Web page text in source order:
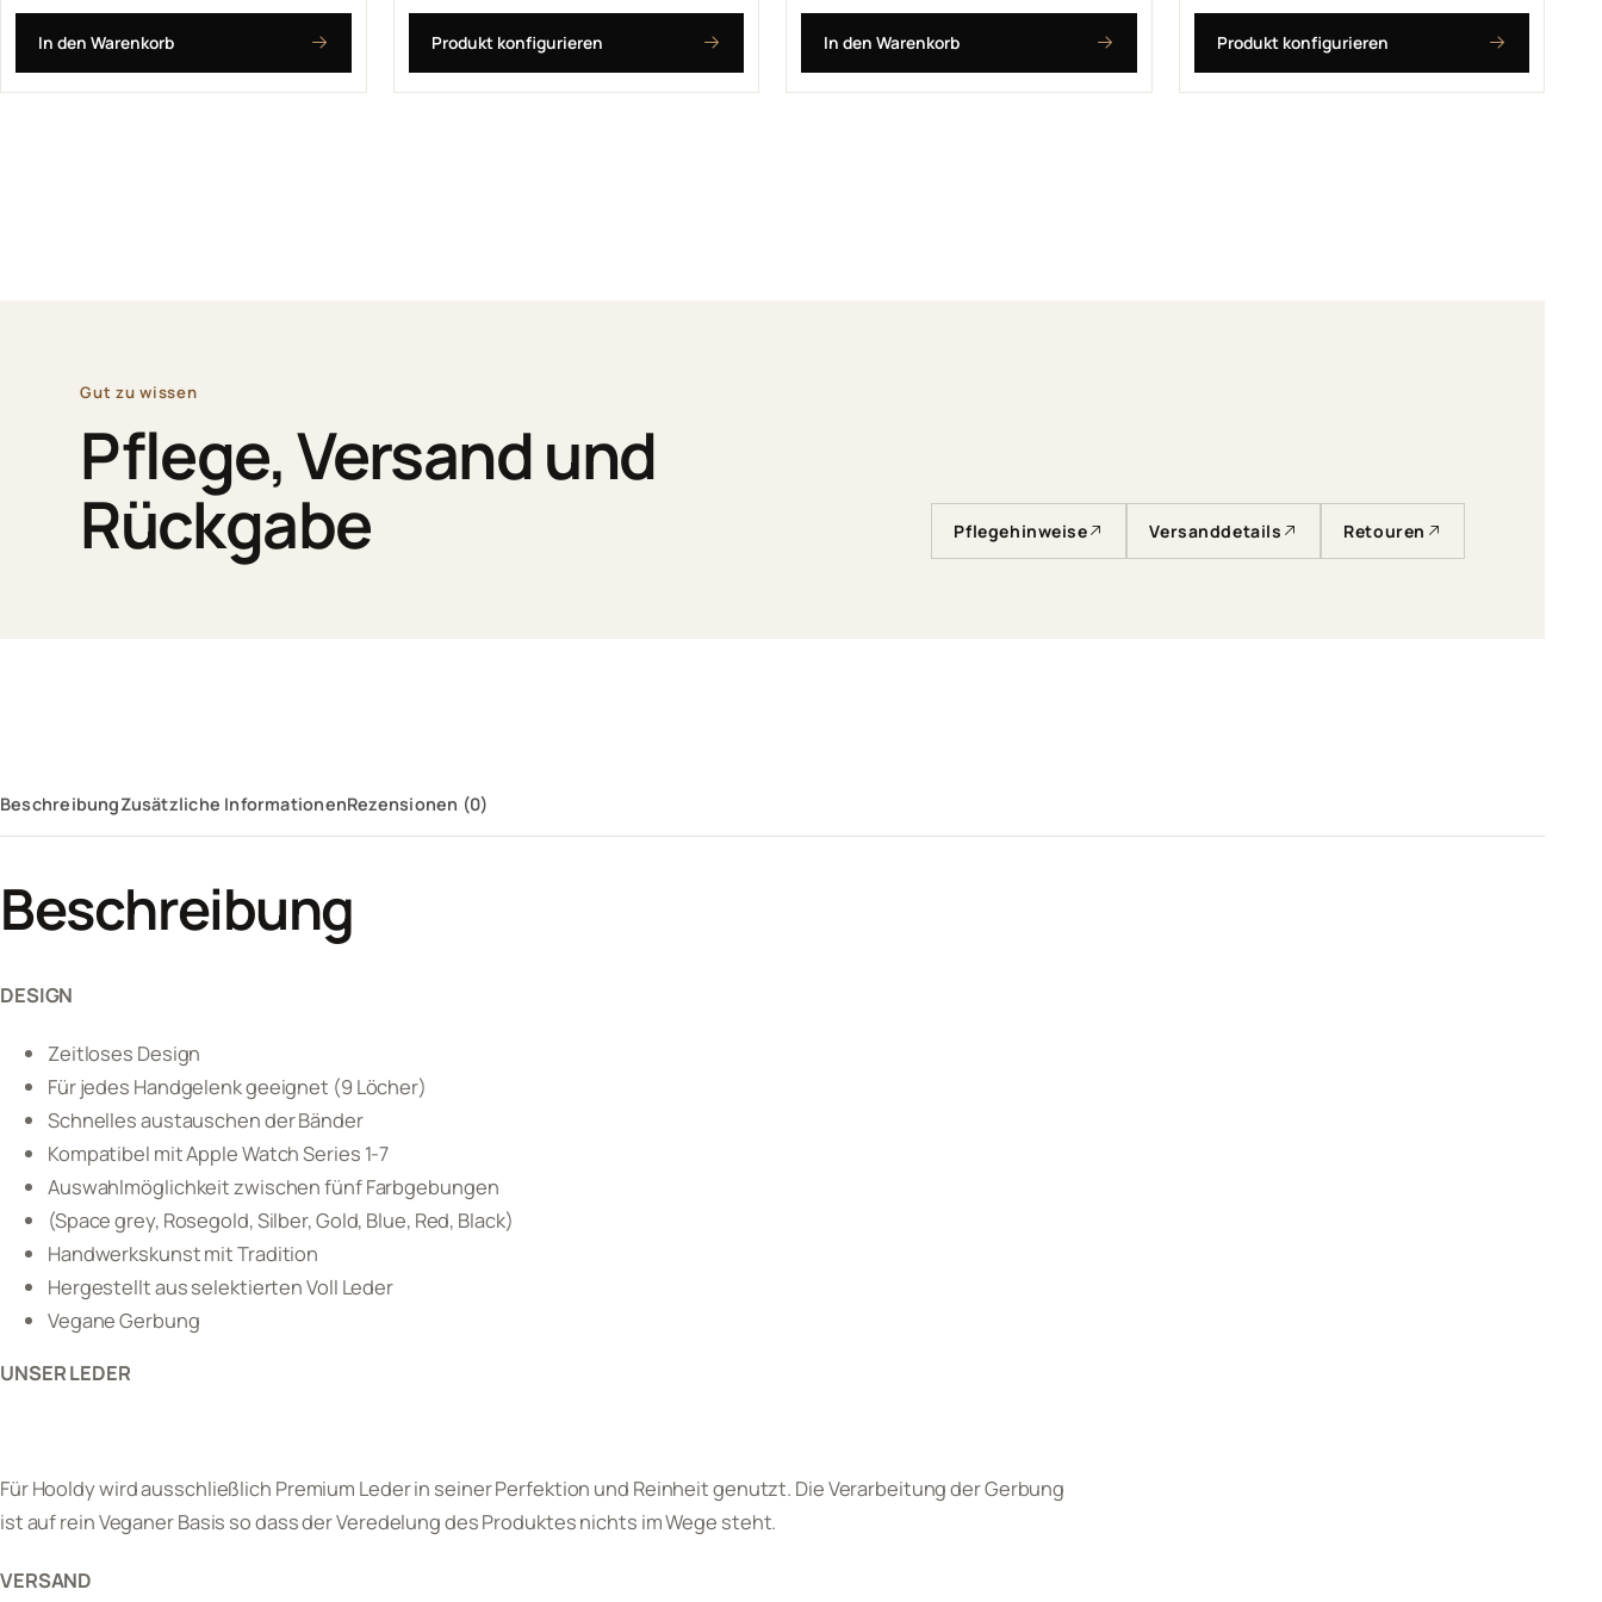
In den Warenkorb Produkt konfigurieren In den Warenkorb Produkt konfigurieren
Gut zu wissen
Pflege, Versand und
Rückgabe Pflegehinweise Versanddetails Retouren
BeschreibungZusätzliche InformationenRezensionen (0)
Beschreibung
DESIGN
Zeitloses Design
Für jedes Handgelenk geeignet (9 Löcher)
Schnelles austauschen der Bänder
Kompatibel mit Apple Watch Series 1-7
Auswahlmöglichkeit zwischen fünf Farbgebungen
(Space grey, Rosegold, Silber, Gold, Blue, Red, Black)
Handwerkskunst mit Tradition
Hergestellt aus selektierten Voll Leder
Vegane Gerbung
UNSER LEDER
Für Hooldy wird ausschließlich Premium Leder in seiner Perfektion und Reinheit genutzt. Die Verarbeitung der Gerbung
ist auf rein Veganer Basis so dass der Veredelung des Produktes nichts im Wege steht.
VERSAND